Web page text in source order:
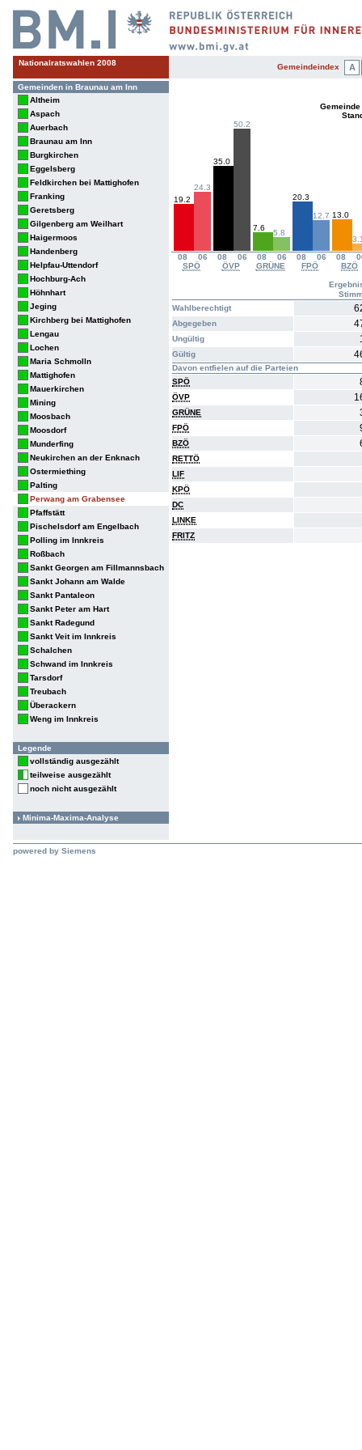
Nationalratswahlen 2008 Gemeindeindex A
Gemeinden in Braunau am Inn
Altheim
Aspach
Auerbach
Braunau am Inn
Burgkirchen
Eggelsberg
Feldkirchen bei Mattighofen
Franking
Geretsberg
Gilgenberg am Weilhart
Haigermoos
Handenberg
Helpfau-Uttendorf
Hochburg-Ach
Höhnhart
Jeging
Kirchberg bei Mattighofen
Lengau
Lochen
Maria Schmolln
Mattighofen
Mauerkirchen
Mining
Moosbach
Moosdorf
Munderfing
Neukirchen an der Enknach
Ostermiething
Palting
Perwang am Grabensee
Pfaffstätt
Pischelsdorf am Engelbach
Polling im Innkreis
Roßbach
Sankt Georgen am Fillmannsbach
Sankt Johann am Walde
Sankt Pantaleon
Sankt Peter am Hart
Sankt Radegund
Sankt Veit im Innkreis
Schalchen
Schwand im Innkreis
Tarsdorf
Treubach
Überackern
Weng im Innkreis
Legende
vollständig ausgezählt
teilweise ausgezählt
noch nicht ausgezählt
Minima-Maxima-Analyse
08 06 08 06 08 06 08 06 08
SPÖ
ÖVP GRÜNE FPÖ BZÖ
19.2
24.3
35.0
50.2
7.6
5.8
20.3
12.7 13.0
Wahlberechtigt
Abgegeben
Ungültig
Gültig
Davon entfielen auf die Parteien
SPÖ
ÖVP
GRÜNE
FPÖ
BZÖ
RETTÖ
LIF
KPÖ
DC
LINKE
FRITZ
powered by Siemens